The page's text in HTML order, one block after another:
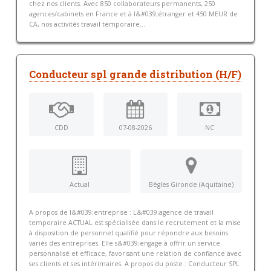
chez nos clients. Avec 850 collaborateurs permanents, 250
agences/cabinets en France et à l&#039;étranger et 450 MEUR de
CA, nos activités travail temporaire...
Conducteur spl grande distribution (H/F)
CDD 07-08-2026 NC
Actual Bègles Gironde (Aquitaine)
A propos de l&#039;entreprise : L&#039;agence de travail
temporaire ACTUAL est spécialisée dans le recrutement et la mise
à disposition de personnel qualifié pour répondre aux besoins
variés des entreprises. Elle s&#039;engage à offrir un service
personnalisé et efficace, favorisant une relation de confiance avec
ses clients et ses intérimaires. A propos du poste : Conducteur SPL